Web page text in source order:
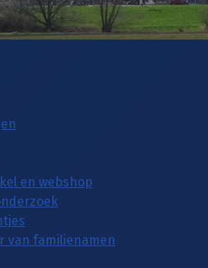
en webshop
van familienamen